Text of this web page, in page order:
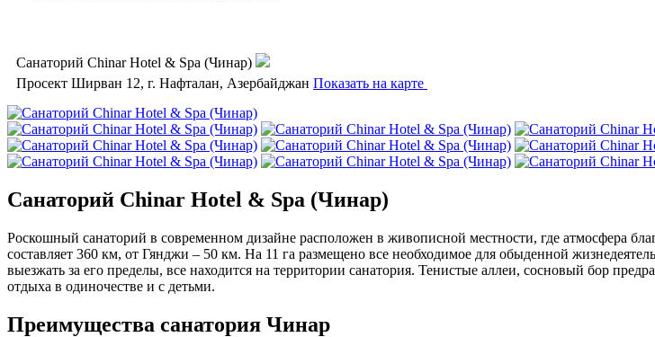
Санаторий Chinar Hotel & Spa (Чинар)
Просект Ширван 12, г. Нафталан, Азербайджан Показать на карте
Санаторий Chinar Hotel & Spa (Чинар)
Роскошный санаторий в современном дизайне расположен в живописной местности, где атмосфера
составляет 360 км, от Гянджи – 50 км. На 11 га размещено все необходимое для обыденной
выезжать за его пределы, все находится на территории санатория. Тенистые аллеи, сосновый бор
отдыха в одиночестве и с детьми.
Преимущества санатория Чинар